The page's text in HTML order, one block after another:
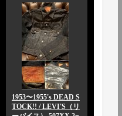
1953〜1955's DEAD S
TOCK!! / LEVI'S（リ